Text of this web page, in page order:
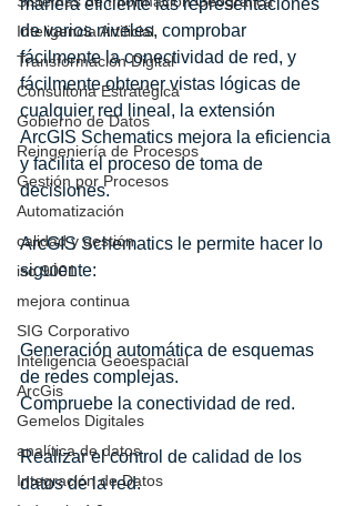
Inteligencia Artificial
Transformación Digital
Consultoria Estratégica
Gobierno de Datos
Reingeniería de Procesos
Gestión por Procesos
Automatización
calidad y gestión
iso 9001
mejora continua
SIG Corporativo
Inteligencia Geoespacial
ArcGis
Gemelos Digitales
analítica de datos
Integración de Datos
manera eficiente las representaciones
de varios niveles, comprobar
fácilmente la conectividad de red, y
fácilmente obtener vistas lógicas de
cualquier red lineal, la extensión
ArcGIS Schematics mejora la eficiencia
y facilita el proceso de toma de
decisiones.
ArcGIS Schematics le permite hacer lo
siguiente:
Generación automática de esquemas
de redes complejas.
Compruebe la conectividad de red.
Realizar el control de calidad de los
datos de la red.